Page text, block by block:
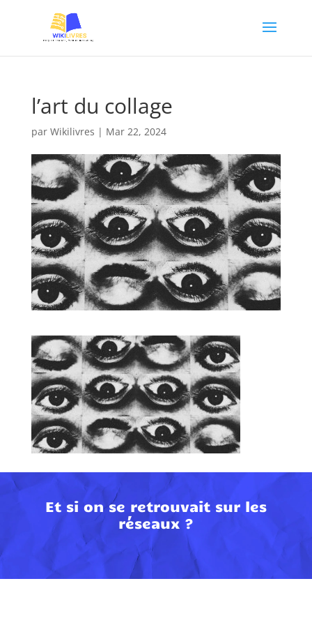
l’art du collage
par Wikilivres | Mar 22, 2024
Et si on se retrouvait sur les
réseaux ?